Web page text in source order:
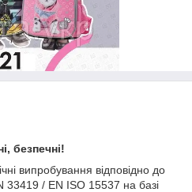
безпечні!
випробування відповідно до
33419 / EN ISO 15537 на базі